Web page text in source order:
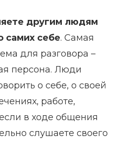
другим людям
самих себе. Самая
для разговора –
персона. Люди
о себе, о своей
работе,
в ходе общения
слушаете своего